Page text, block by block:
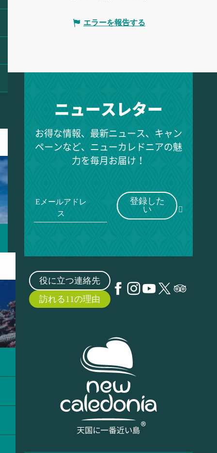
エラーを報告する
ニュースレター
お得な情報、最新ニュース、キャン
ペーンなど、ニューカレドニアの魅
力を毎月お届け！
Eメールアドレ
ス
登録した
い
役に立つ連絡先
訪れる11の理由